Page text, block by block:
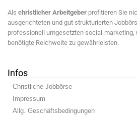
Als christlicher Arbeitgeber profitieren Sie
ausgerichteten und gut strukturierten
professionell umgesetzten social-marketing,
benötigte Reichweite zu gewährleisten.
Infos
Christliche Jobbörse
Impressum
Allg. Geschäftsbedingungen